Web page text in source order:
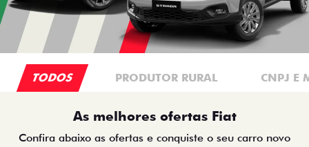
TODOS PRODUTOR RURAL CNPJ E
As melhores ofertas Fiat
Confira abaixo as ofertas e conquiste o seu carro novo